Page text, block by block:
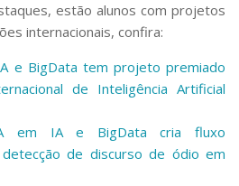
estão alunos com projetos
internacionais, confira:
e BigData tem projeto premiado
de Inteligência Artificial
em IA e BigData cria fluxo
de discurso de ódio em